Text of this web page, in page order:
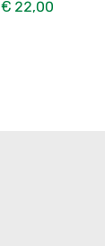
€ 22,00